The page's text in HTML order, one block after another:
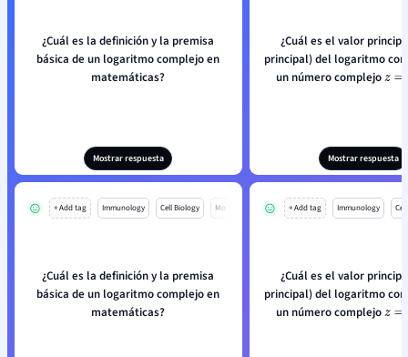
¿Cuál es la definición y la premisa
básica de un logaritmo complejo en
matemáticas?
Mostrar respuesta
¿Cuál es el valor
principal) del logaritmo
un número complejoz=x+
Mostrar respuesta
+ Add tag Immunology Cell Biology Mo
¿Cuál es la definición y la premisa
básica de un logaritmo complejo en
matemáticas?
+ Add tag Immunology
¿Cuál es el valor
principal) del logaritmo
un número complejoz=x+